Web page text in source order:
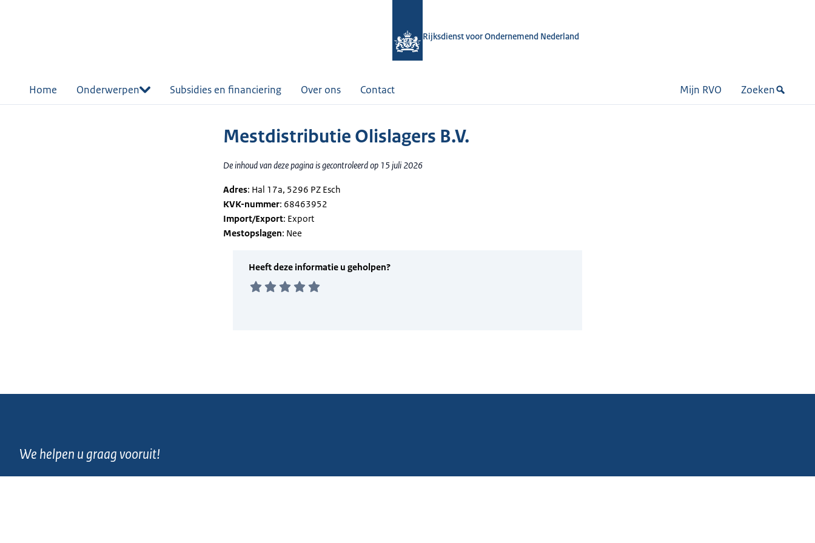
Rijksdienst voor Ondernemend Nederland
Home Onderwerpen Subsidies en financiering Over ons Contact Mijn RVO Zoeken
Mestdistributie Olislagers B.V.
De inhoud van deze pagina is gecontroleerd op 15 juli 2026
Adres: Hal 17a, 5296 PZ Esch
KVK-nummer: 68463952
Import/Export: Export
Mestopslagen: Nee
We helpen u graag vooruit!